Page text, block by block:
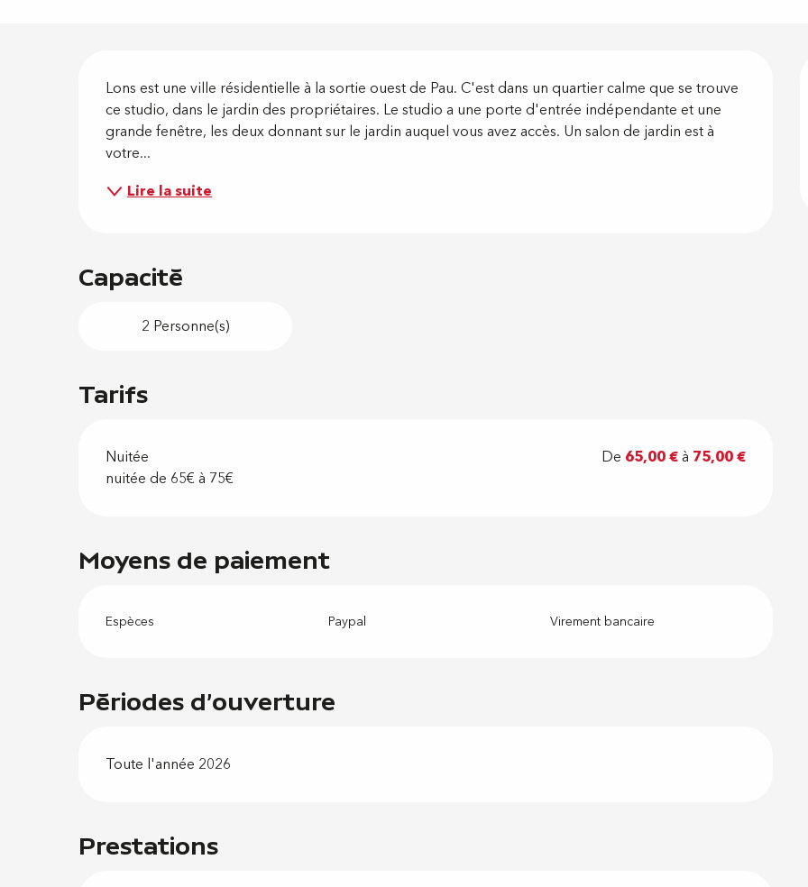
Description
Lons est une ville résidentielle à la sortie ouest de Pau. C'est dans un quartier calme que se trouve
ce studio, dans le jardin des propriétaires. Le studio a une porte d'entrée indépendante et une
grande fenêtre, les deux donnant sur le jardin auquel vous avez accès. Un salon de jardin est à
votre...
Lire la suite
Capacité
2 Personne(s)
Prestations
Tarifs
Nuitée De 65,00 €à 75,00 €
nuitée de 65€ à 75€
Moyens de paiement
Espèces Paypal Virement bancaire
Périodes d'ouverture
Toute l'année 2026